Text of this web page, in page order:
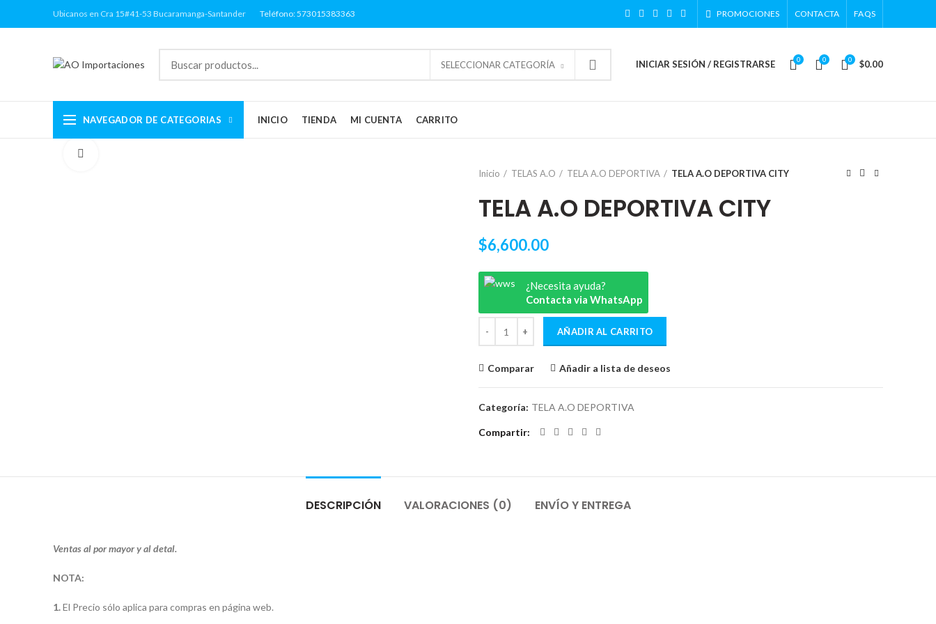
Ubicanos en Cra 15#41-53 Bucaramanga-Santander Teléfono: 573015383363 PROMOCIONES CONTACTA FAQS
SELECCIONAR CATEGORÍA INICIAR SESIÓN / REGISTRARSE 0 0 0 $0.00
NAVEGADOR DE CATEGORIAS INICIO TIENDA MI CUENTA CARRITO
Inicio
TELAS A.O TELA A.O DEPORTIVA TELA A.O DEPORTIVA CITY
TELA A.O DEPORTIVA CITY
$6,600.00
¿Necesita ayuda?
Contacta via WhatsApp
AÑADIR AL CARRITO
Comparar Añadir a lista de deseos
Categoría: TELA A.O DEPORTIVA
Compartir
DESCRIPCIÓN VALORACIONES (0) ENVÍO Y ENTREGA
Ventas al por mayor y al detal.
NOTA:
1.El Precio sólo aplica para compras en página web.